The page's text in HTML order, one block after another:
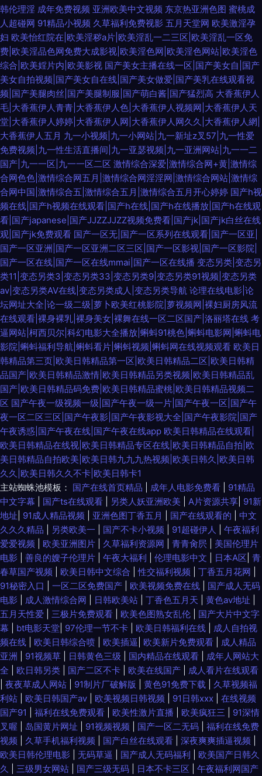
韩伦理淫 成年免费视频 亚洲欧美中文视频 东京热亚洲色图 蜜桃成
人超碰网 91精品小视频 久草福利免费视影 五月天堂网 欧美激淫孕
妇 欧美怡红院在|欧美淫秽a片|欧美淫乱一二三区|欧美淫乱一区免
费|欧美淫品色网免费大成影视|欧美淫色网|欧美淫色网站|欧美淫色
综合|欧美婬片内|欧美影视 国产美女主播在线一区|国产美女自|国产
美女自拍视频|国产美女自在线|国产美女做爱|国产美乳在线观看视
频|国产美腿肉丝|国产美腿制服|国产萌白酱|国产猛烈高 大香蕉伊人
毛|大香蕉伊人青青|大香蕉伊人色|大香蕉伊人视频网|大香蕉伊人天
堂|大香蕉伊人婷婷|大香蕉伊人网|大香蕉伊人网久久|大香蕉伊人網|
大香蕉伊人五月 九一小视频|九一小网站|九一新址z叉57|九一性爱
免费视频|九一性生活直播间|九一亚瑟视频|九一亚洲网站|九一一二
国产|九一一区|九一一区二区 激情综合深爱|激情综合网+黄|激情综
合网色色|激情综合网五月|激情综合网淫淫网|激情综合网站|激情综
合网中国|激情综合五|激情综合五月|激情综合五月开心婷婷 国产h视
频在线|国产h视频在线观看|国产h在线|国产h在线播放|国产h在线观
看|国产japanese|国产JJZZJJZZ视频免费看|国产jk|国产jk白丝在线
观|国产jk免费观看 国产一区无|国产一区系列在线观看|国产一区亚|
国产一区亚洲|国产一区亚洲二区三区|国产一区影视|国产一区影院|
国产一区在线|国产一区在线mmai|国产一区在线播 变态另类|变态另
类11|变态另类3|变态另类33|变态另类9|变态另类91视频|变态另类
av|变态另类AV在线|变态另类成人|变态另类导航 论理在线电影|论
坛网址大全|论一级二级|萝卜欧美红桃影院|萝视频网|裸妇厨房风流
在线观看|裸身裸乳|裸身美女|裸舞在线一区二区国产|洛丽塔在线 考
逼网站|柯西贝尔|科幻电影大全播放|蝌蚪91桃色|蝌蚪电影网|蝌蚪电
影院|蝌蚪福利导航|蝌蚪看片|蝌蚪视频|蝌蚪网在线视频观看 欧美日
韩精品第三页|欧美日韩精品第一区|欧美日韩精品二区|欧美日韩精
品国产|欧美日韩精品激情|欧美日韩精品另类视频|欧美日韩精品乱
国产|欧美日韩精品码免费|欧美日韩精品蜜桃|欧美日韩精品视频二
区 国产午夜一级视频一级|国产午夜一级一片|国产午夜一区|国产午
夜一区二区三区|国产午夜影|国产午夜影视大全|国产午夜影院|国产
午夜诱惑|国产午夜在线|国产午夜在线app 欧美日韩精品在线观看|
欧美日韩精品在线视|欧美日韩精品专区在线|欧美日韩精品自拍|欧
美日韩精品自拍欧美|欧美日韩九九九热视频|欧美日韩久|欧美日韩
久久|欧美日韩久久不卡|欧美日韩卡1
主站蜘蛛池模板： 国产在线首页精品 成年人电影免费看
91精品
中文字幕
国产ts在线观看 另类人妖亚洲欧美 A片资源共享 91新
地址 91成人精品视频 亚洲色图丁香五月 国产在线观看的
中文
久久久精品
另类欧美一 国产不卡小视频 91超碰伊人
午夜福利
爱爱视频
欧美亚洲图片 久草福利资源网 青青肏屄
美国伦理片
电影
善良的嫂子伦理片 午夜大福利 伦理电影中文 日本A区 青
春草国产视频
欧美日韩中文综合 |性交福利视频 丁香五月花网
91秘密入口
一区二区免费国产 欧美视频免费在线
国产成人无码
电影
成人激情综合网 日韩欧美站 丁香色五月天 黄色av地址
五月天性爱
三极片免费观看 欧美色图熟女乱伦
国产大片中文字
幕
bt电影天堂 97伦理一节不卡 欧美日韩福利在线
成人自拍视
频在线
欧美日韩综合喷 欧美插逼 欧美新片免费观看
成人精品
亚洲
91视频草 日韩黄色三级 国内精品在线观看
成年人网站大
全
欧日韩另类 国产二区不卡 欧美在线国产
成人看片在线观看
夜夜草成人网站 91制片厂破解版 黄色91免费下载
久草视频福
利站
欧美日韩国产aⅴ 欧美视频日韩视频 91日韩xxx
在线视频
国产91
福利在线免费观看 欧美性激片直播 欧美疯狂三
91深情
叉喔
岛国黄片网址 91视频视频 国产一区二无码
福利在线免费
视频
久草手机福利视频 国产白丝在线观看 深夜爽爽插逼视频
欧美日韩伦理电影
无码草逼 国产成人无码福利
欧美国产日韩久
久
三级男女网站 国产三级无码 日本不卡三区
午夜福利网国产